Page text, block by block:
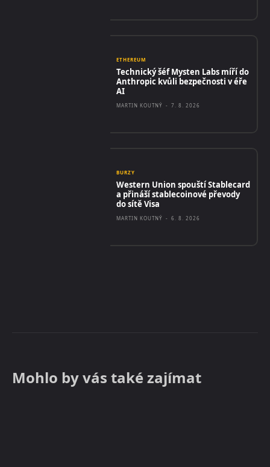
ETHEREUM
Technický šéf Mysten Labs míří do
Anthropic kvůli bezpečnosti v éře
AI
MARTIN KOUTNÝ - 7. 8. 2026
BURZY
Western Union spouští Stablecard
a přináší stablecoinové převody
do sítě Visa
MARTIN KOUTNÝ - 6. 8. 2026
Mohlo by vás také zajímat